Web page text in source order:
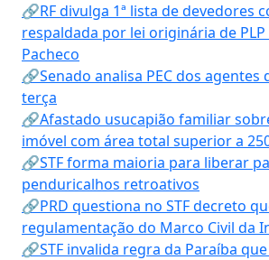
🔗RF divulga 1ª lista de devedores
respaldada por lei originária de
Pacheco
🔗Senado analisa PEC dos agentes
terça
🔗Afastado usucapião familiar
imóvel com área total superior a
🔗STF forma maioria para liberar
penduricalhos retroativos
🔗PRD questiona no STF decreto
regulamentação do Marco Civil da
🔗STF invalida regra da Paraíba